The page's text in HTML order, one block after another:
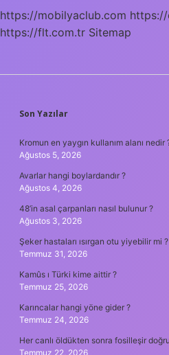
https://mobilyaclub.com
https://flt.com.tr Sitemap
SIDEBAR
Son Yazılar
Kromun en yaygın kullanım alanı nedir
Ağustos 5, 2026
Avarlar hangi boylardandır ?
Ağustos 4, 2026
48’in asal çarpanları nasıl bulunur ?
Ağustos 3, 2026
Şeker hastaları ısırgan otu yiyebilir mi ?
Temmuz 31, 2026
Kamûs ı Türki kime aittir ?
Temmuz 25, 2026
Karıncalar hangi yöne gider ?
Temmuz 24, 2026
Her canlı öldükten sonra fosilleşir doğru
Temmuz 22, 2026